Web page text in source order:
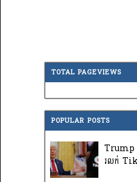
TOTAL PAGEVIEWS
POPULAR POSTS
Trump
រលក់